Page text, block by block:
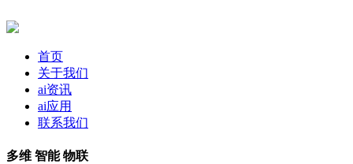
首页
关于我们
ai资讯
ai应用
联系我们
多维 智能 物联